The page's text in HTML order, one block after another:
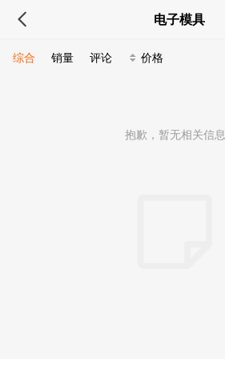
电子模具
综合 销量 评论 价格
抱歉，暂无相关信息